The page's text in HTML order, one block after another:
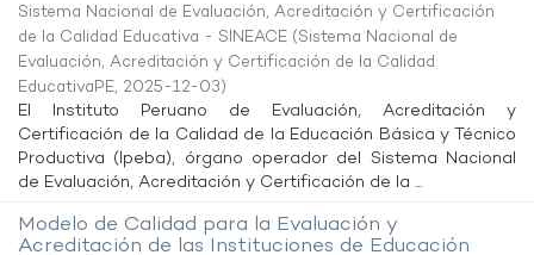
Sistema Nacional de Evaluación, Acreditación y Certificación
de la Calidad Educativa - SINEACE (Sistema Nacional de
Evaluación, Acreditación y Certificación de la Calidad
EducativaPE, 2025-12-03)
El Instituto Peruano de Evaluación, Acreditación y
Certificación de la Calidad de la Educación Básica y Técnico
Productiva (Ipeba), órgano operador del Sistema Nacional
de Evaluación, Acreditación y Certificación de la ...
Modelo de Calidad para la Evaluación y
Acreditación de las Instituciones de Educación